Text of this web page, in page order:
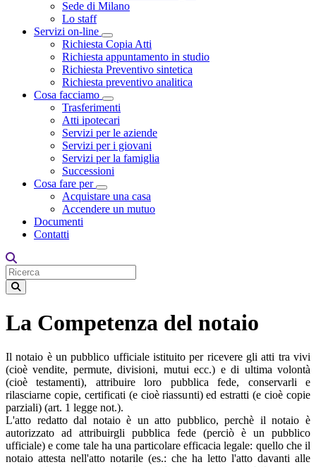
Sede di Milano
Lo staff
Servizi on-line
Toggle Dropdown
Richiesta Copia Atti
Richiesta appuntamento in studio
Richiesta Preventivo sintetica
Richiesta preventivo analitica
Cosa facciamo
Toggle Dropdown
Trasferimenti
Atti ipotecari
Servizi per le aziende
Servizi per i giovani
Servizi per la famiglia
Successioni
Cosa fare per
Toggle Dropdown
Acquistare una casa
Accendere un mutuo
Documenti
Contatti
La Competenza del notaio
Il notaio è un pubblico ufficiale istituito per ricevere gli atti tra vivi
(cioè vendite, permute, divisioni, mutui ecc.) e di ultima volontà
(cioè testamenti), attribuire loro pubblica fede, conservarli e
rilasciarne copie, certificati (e cioè riassunti) ed estratti (e cioè copie
parziali) (art. 1 legge not.).
L'atto redatto dal notaio è un atto pubblico, perchè il notaio è
autorizzato ad attribuirgli pubblica fede (perciò è un pubblico
ufficiale) e come tale ha una particolare efficacia legale: quello che il
notaio attesta nell'atto notarile (es.: che ha letto l'atto davanti alle